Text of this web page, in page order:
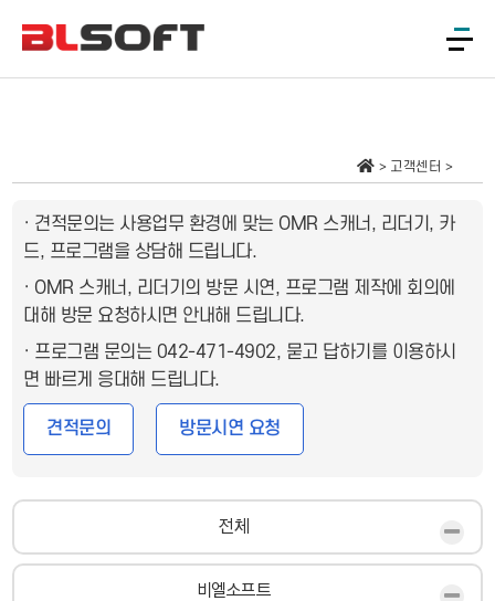
고객센터
· 견적문의는 사용업무 환경에 맞는 OMR 스캐너, 리더기, 카
드, 프로그램을 상담해 드립니다.
· OMR 스캐너, 리더기의 방문 시연, 프로그램 제작에 회의에
대해 방문 요청하시면 안내해 드립니다.
· 프로그램 문의는 042-471-4902, 묻고 답하기를 이용하시
면 빠르게 응대해 드립니다.
견적문의 방문시연 요청
전체
비엘소프트